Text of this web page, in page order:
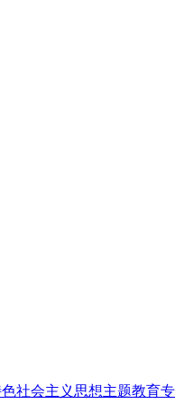
社会主义思想主题教育